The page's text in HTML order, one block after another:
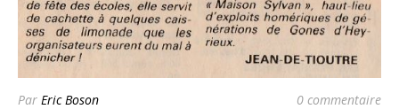
Par Eric Boson 0 commentaire